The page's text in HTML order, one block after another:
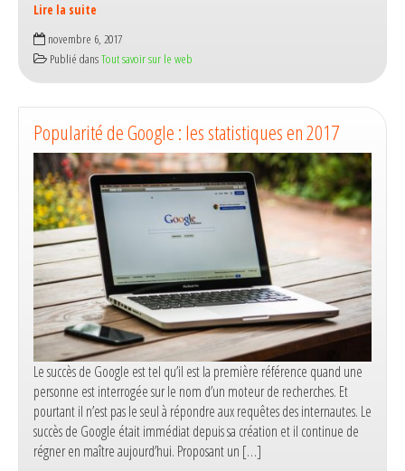
Lire la suite
Changer
de
moteur
de
recherche :
les
solutions
alternatives
à
Google
novembre 6, 2017
Publié dansTout savoir sur le web
Popularité de Google : les statistiques en 2017
Le succès de Google est tel qu’il est la première référence quand une
personne est interrogée sur le nom d’un moteur de recherches. Et
pourtant il n’est pas le seul à répondre aux requêtes des internautes. Le
succès de Google était immédiat depuis sa création et il continue de
régner en maître aujourd’hui. Proposant un […]